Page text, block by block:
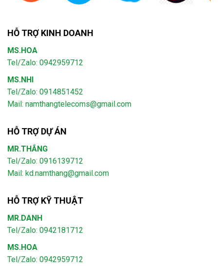
HỖ TRỢ KINH DOANH
MS.HOA
Tel/Zalo: 0942959712
MS.NHI
Tel/Zalo: 0914851452
Mail: namthangtelecoms@gmail.com
HỖ TRỢ DỰ ÁN
MR.THẮNG
Tel/Zalo: 0916139712
Mail: kd.namthang@gmail.com
HỖ TRỢ KỸ THUẬT
MR.DANH
Tel/Zalo: 0942181712
MS.HOA
Tel/Zalo: 0942959712